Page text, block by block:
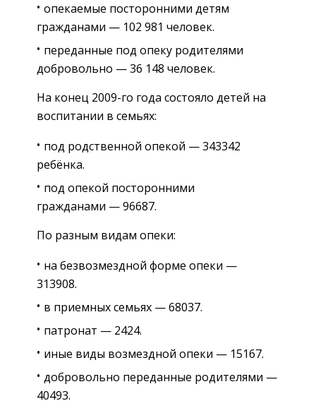
опекаемые посторонними детям
гражданами — 102 981 человек.
переданные под опеку родителями
добровольно — 36 148 человек.
На конец 2009-го года состояло детей на
воспитании в семьях:
под родственной опекой — 343342
ребёнка.
под опекой посторонними
гражданами — 96687.
По разным видам опеки:
на безвозмездной форме опеки —
313908.
в приемных семьях — 68037.
патронат — 2424.
иные виды возмездной опеки — 15167.
добровольно переданные родителями —
40493.